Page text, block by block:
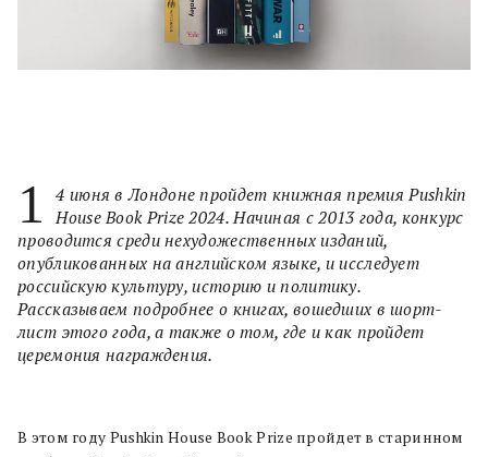
1
4 июня в Лондоне пройдет книжная премия Pushkin
House Book Prize 2024. Начиная с 2013 года, конкурс
проводится среди нехудожественных изданий,
опубликованных на английском языке, и исследует
российскую культуру, историю и политику.
Рассказываем подробнее о книгах, вошедших в шорт-
лист этого года, а также о том, где и как пройдет
церемония награждения.
В этом году Pushkin House Book Prize пройдет в старинном